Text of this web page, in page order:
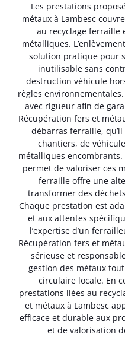
Les prestations
métaux à Lambesc
au recyclage ferraille
métalliques.
solution pratique pour
inutilisable sans
destruction véhicule
règles
avec rigueur afin de
Récupération fers et
débarras ferraille, qu’il
chantiers, de
métalliques
permet de valoriser ces
ferraille offre une
transformer des
Chaque prestation est
et aux attentes
l’expertise d’un
Récupération fers et
sérieuse et
gestion des métaux
circulaire locale. En
prestations liées au
et métaux à Lambesc
efficace et durable aux
et de valorisation